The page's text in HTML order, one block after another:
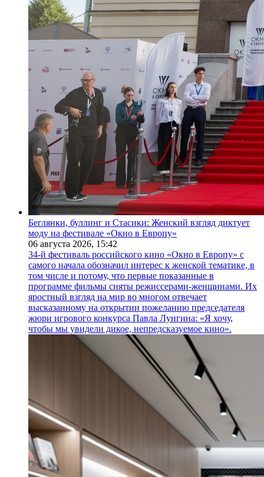
Беглянки, буллинг и Стасики: Женский взгляд диктует
моду на фестивале «Окно в Европу»
06 августа 2026, 15:42
34-й фестиваль российского кино «Окно в Европу» с
самого начала обозначил интерес к женской тематике, в
том числе и потому, что первые показанные в
программе фильмы сняты режиссерами-женщинами. Их
яростный взгляд на мир во многом отвечает
высказанному на открытии пожеланию председателя
жюри игрового конкурса Павла Лунгина: «Я хочу,
чтобы мы увидели дикое, непредсказуемое кино».